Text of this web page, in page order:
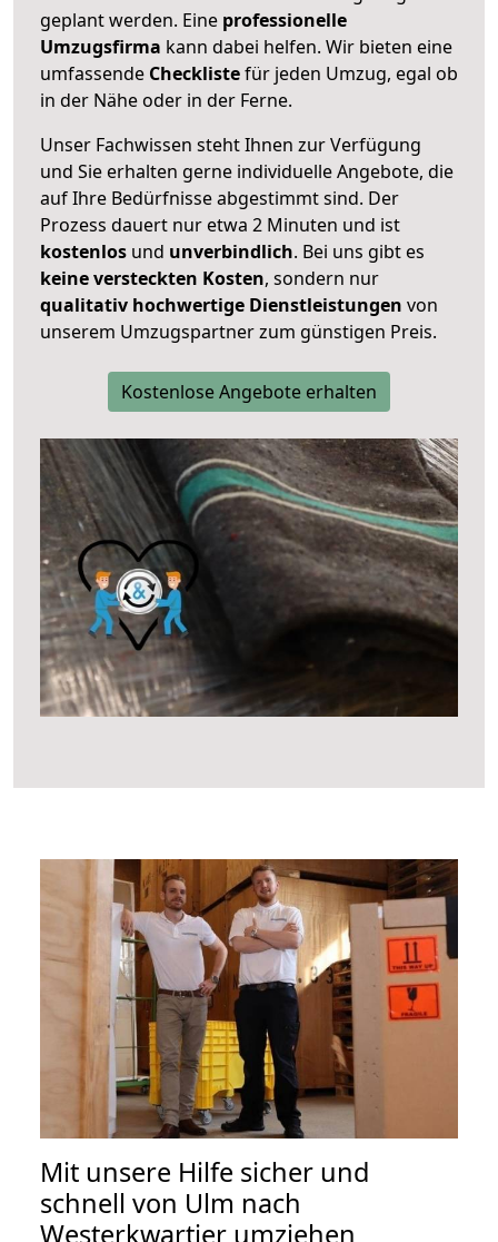
geplant werden. Eine professionelle
Umzugsfirma kann dabei helfen. Wir bieten eine
umfassende Checklistefür jeden Umzug, egal ob
in der Nähe oder in der Ferne.
Unser Fachwissen steht Ihnen zur Verfügung
und Sie erhalten gerne individuelle Angebote, die
auf Ihre Bedürfnisse abgestimmt sind. Der
Prozess dauert nur etwa 2 Minuten und ist
kostenlos und unverbindlich. Bei uns gibt es
keine versteckten Kosten, sondern nur
qualitativ hochwertige Dienstleistungen von
unserem Umzugspartner zum günstigen Preis.
Kostenlose Angebote erhalten
Mit unsere Hilfe sicher und
schnell von Ulm nach
Westerkwartier umziehen